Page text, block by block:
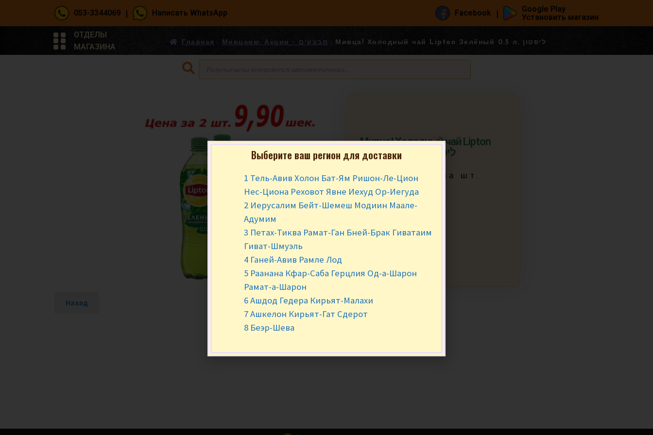
053-3344069 | Написать WhatsApp Facebook |
Google Play
Установить магазин
ОТДЕЛЫ
МАГАЗИНА
Главная Мивцаим, Акции - מבצעים Мивца! Холодный чай Lipton Зелёный 0.5 л. ליפטון
Мивца! Холодный чай Lipton
Зелёный 0.5 л. ליפטון
₪5.90 ₪4.95 за шт.
0.5 L. Мивца от 2 шт.
Назад
Выберите ваш регион для доставки
1 Тель-Авив Холон Бат-Ям Ришон-Ле-Цион
Нес-Циона Реховот Явне Иехуд Ор-Иегуда
2 Иерусалим Бейт-Шемеш Модиин Маале-
Адумим
3 Петах-Тиква Рамат-Ган Бней-Брак Гиватаим
Гиват-Шмуэль
4 Ганей-Авив Рамле Лод
5 Раанана Кфар-Саба Герцлия Од-а-Шарон
Рамат-а-Шарон
6 Ашдод Гедера Кирьят-Малахи
7 Ашкелон Кирьят-Гат Сдерот
8 Беэр-Шева